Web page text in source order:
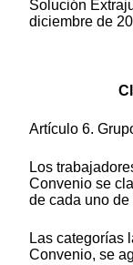
Solución
diciembre de
Artículo 6.
Los
Convenio se
de cada uno
Las categorías
Convenio, se